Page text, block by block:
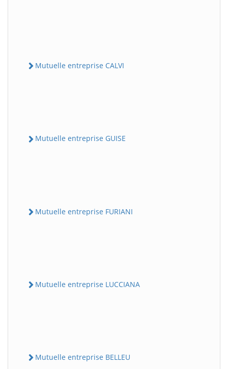
Mutuelle entreprise CALVI
Mutuelle entreprise GUISE
Mutuelle entreprise FURIANI
Mutuelle entreprise LUCCIANA
Mutuelle entreprise BELLEU